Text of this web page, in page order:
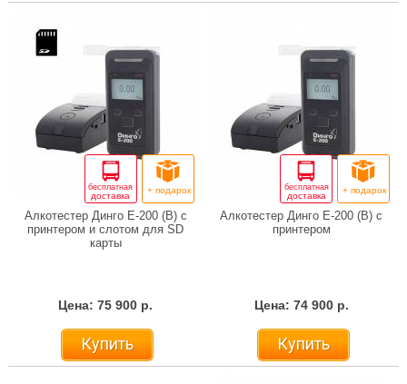
бесплатная
доставка
+ подарок
Алкотестер Динго E-200 (В) с
принтером и слотом для SD
карты
Цена: 75 900 р.
Купить
бесплатная
доставка
+ подарок
Алкотестер Динго E-200 (В) с
принтером
Цена: 74 900 р.
Купить